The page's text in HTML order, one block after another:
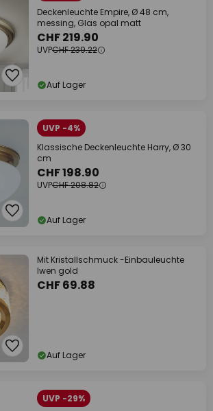
Deckenleuchte Empire, Ø 48 cm,
messing, Glas opal matt
CHF 219.90
UVPCHF 239.22
Auf Lager
UVP -4%
Klassische Deckenleuchte Harry, Ø 30
cm
CHF 198.90
UVPCHF 208.82
Auf Lager
Mit Kristallschmuck -Einbauleuchte
Iwen gold
CHF 69.88
Auf Lager
UVP -29%